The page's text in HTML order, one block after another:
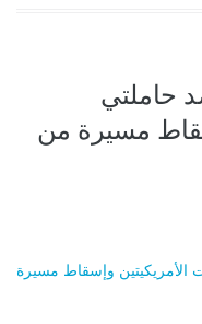
حاملتي
مسيرة من